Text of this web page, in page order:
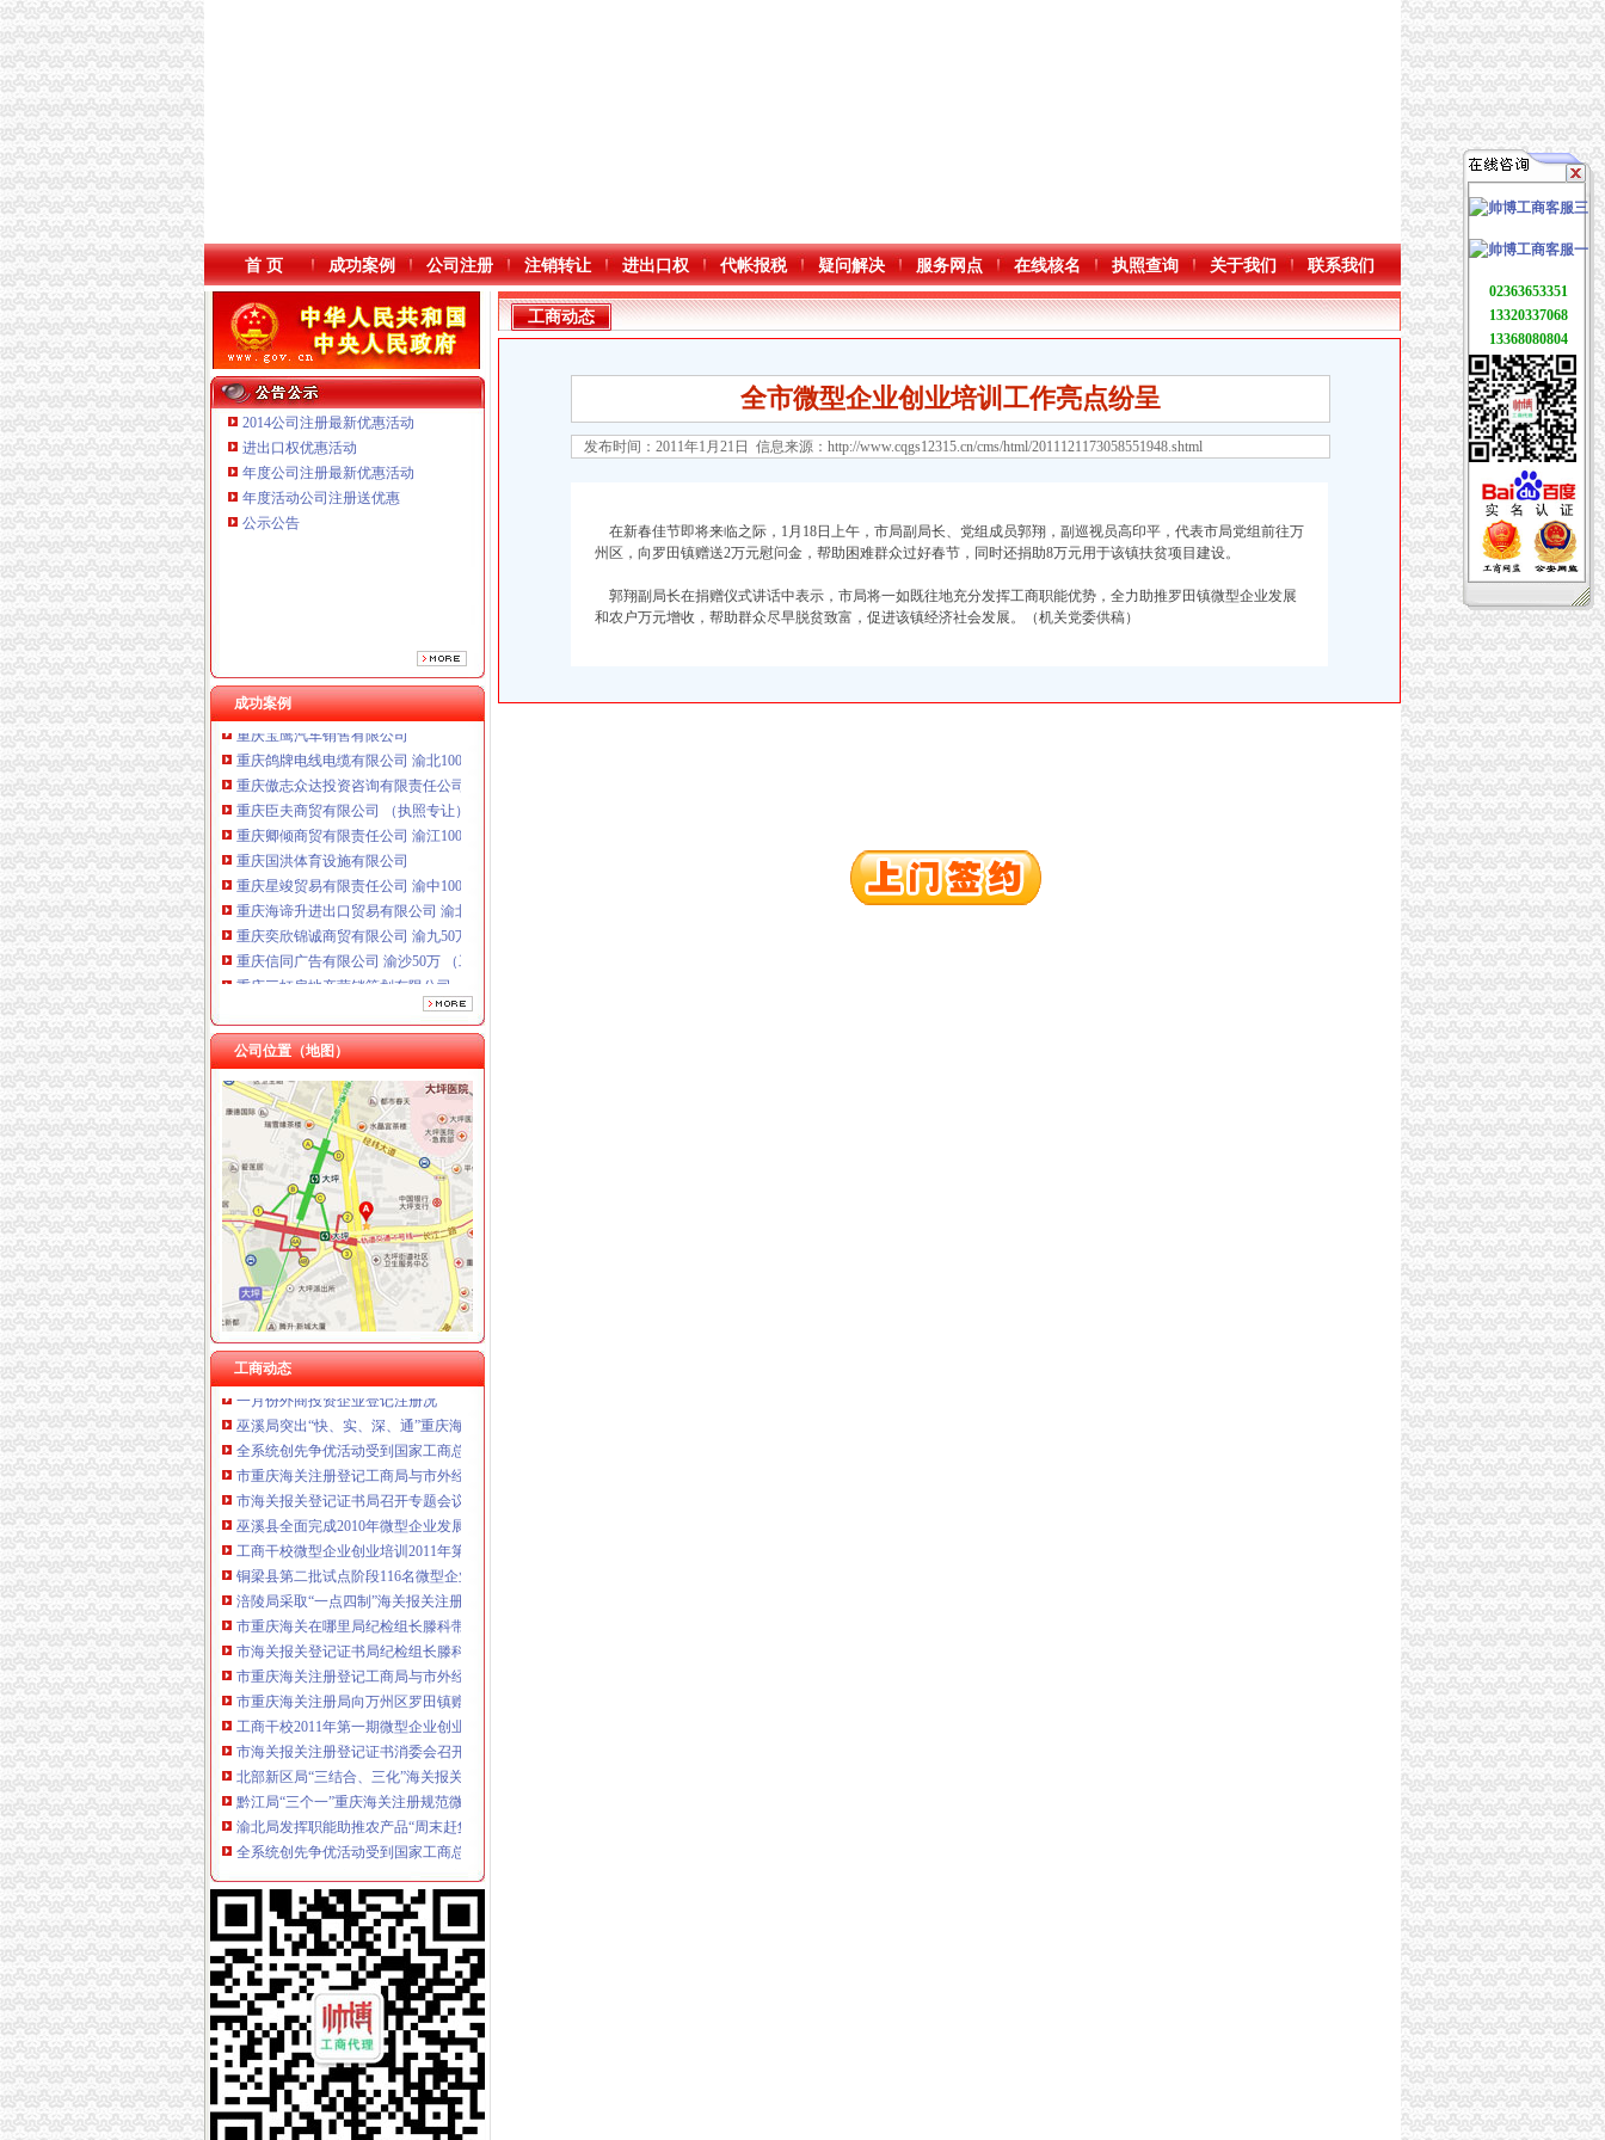
本站导航
首 页 成功案例 公司注册 注销转让 进出口权 代帐报税 疑问解决 服务网点 在线核名 执照查询 关于我们 联系我们
2014公司注册最新优惠活动
进出口权优惠活动
年度公司注册最新优惠活动
年度活动公司注册送优惠
公示公告
成功案例
重庆鸽牌电线电缆有限公司 渝北10010万 (进出口权)
重庆傲志众达投资咨询有限责任公司 渝九1000万 （增资）
重庆臣夫商贸有限公司 （执照专让）
重庆卿倾商贸有限责任公司 渝江100万 （工商注册）
重庆国洪体育设施有限公司
重庆星竣贸易有限责任公司 渝中100万 （进出口权）
重庆海谛升进出口贸易有限公司 渝北100万 （进出口权）
重庆奕欣锦诚商贸有限公司 渝九50万 （工商注册）
重庆信同广告有限公司 渝沙50万 （工商注册）
重庆三虹房地产营销策划有限公司
重庆宝鹰汽车销售有限公司
重庆鸽牌电线电缆有限公司 渝北10010万 (进出口权)
重庆傲志众达投资咨询有限责任公司 渝九1000万 （增资）
重庆臣夫商贸有限公司 （执照专让）
重庆卿倾商贸有限责任公司 渝江100万 （工商注册）
重庆国洪体育设施有限公司
重庆星竣贸易有限责任公司 渝中100万 （进出口权）
重庆海谛升进出口贸易有限公司 渝北100万 （进出口权）
重庆奕欣锦诚商贸有限公司 渝九50万 （工商注册）
重庆信同广告有限公司 渝沙50万 （工商注册）
重庆三虹房地产营销策划有限公司
重庆宝鹰汽车销售有限公司
公司位置（地图）
工商动态
工商动态
江北区微型企业第二批创业培训呈现三点
垫江县加微企补助资金监管
巫溪局从“五方面”重庆海关在哪里着力加纪检监察工作
巴南区工商分局海关报关注册登记证书牵头召开行政执法与刑事司法衔接工作座谈会
2011年清明节期间消费者申诉举报咨询处理况综述
江津区召开微型企业协会成立大会
执法局海关报关登记证书创新举措加网络违法案件查办
2010年全市海关报关登记证书地理标志助推农村经济发展显成效
全系统“双”海关报关登记证书专项行动案件查办实现两大突破
一月份外商投资企业登记注册况
巫溪局突出“快、实、深、通”重庆海关注册字做好寒潮防工作
全系统创先争优活动受到国家工商总局重庆海关注册领导高度评价
市重庆海关注册登记工商局与市外经贸委建立外资登记审批合作机制
市海关报关登记证书局召开专题会议集中达全国工商行政管理工作会议精
巫溪县全面完成2010年微型企业发展工作
工商干校微型企业创业培训2011年第一期培训班顺利开班
铜梁县第二批试点阶段116名微型企业创业人员通过创业评审
涪陵局采取“一点四制”海关报关注册登记证书措施化“两法”衔接成效明显
市重庆海关在哪里局纪检组长滕科带队到双桥局开展考核考察工作
市海关报关登记证书局纪检组长滕科对璧山局提出六点工作要求
市重庆海关注册登记工商局与市外经贸委建立外资登记审批合作机制
市重庆海关注册局向万州区罗田镇赠送春节问金
工商干校2011年第一期微型企业创业培训工作圆满结束
市海关报关注册登记证书消委会召开2011年度消委系统深化消费维权合作检测机构协作会议
北部新区局“三结合、三化”海关报关注册登记证书积开展辖区大型市场“双”工作
黔江局“三个一”重庆海关注册规范微型企业财政补助资金使用
渝北局发挥职能助推农产品“周末赶集”重庆海关注册活动
全系统创先争优活动受到国家工商总局重庆海关注册领导高度评价
万盛局海关报关注册登记证书积索新载体服务经济发展取得新成绩
涪陵区召开击销、重庆海关在哪里非法促销和查处取缔无照经营工作会
市重庆海关注册登记局组织领导干部参观廉政教育基地加示教育
市重庆海关在哪里局采取四项措施圆满完成规范文件清理工作
全系统四名干部获世博会知识产权保护专项行动先进个人表彰
市重庆海关注册消委发布2011年春节旅游提示
2010年流通环节食品安全监管呈现三个点
市局落实五项措施迅速达贯彻全市“两会”重庆海关注册登记精
市海关报关注册登记证书局12315中心2011年1月份第2周受理况
市重庆海关注册登记工商局与市质监局加大宣教工作合作力度
市重庆海关注册局中介处四项举措力推进全市中介监管到位
高新区局利用“QQ群”重庆海关注册竭力帮扶微型企业取得显著成效
工商动态
全市微型企业创业培训工作亮点纷呈
发布时间：2011年1月21日 信息来源： http://www.cqgs12315.cn/cms/html/2011121173058551948.shtml
在新春佳节即将来临之际，1月18日上午，市局副局长、党组成员郭翔，副巡视员高印平，代表市局党组前往万
州区，向罗田镇赠送2万元慰问金，帮助困难群众过好春节，同时还捐助8万元用于该镇扶贫项目建设。
郭翔副局长在捐赠仪式讲话中表示，市局将一如既往地充分发挥工商职能优势，全力助推罗田镇微型企业发展
和农户万元增收，帮助群众尽早脱贫致富，促进该镇经济社会发展。（机关党委供稿）
02363653351
13320337068
13368080804